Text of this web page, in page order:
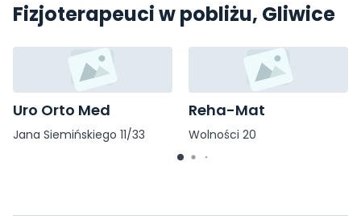
Fizjoterapeuci w pobliżu, Gliwice
Uro Orto Med
Jana Siemińskiego 11/33
Reha-Mat
Wolności 20